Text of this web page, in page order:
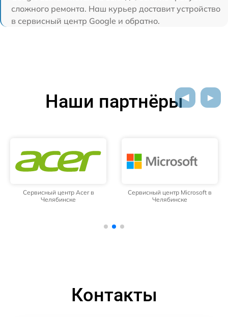
сложного ремонта. Наш курьер доставит устройство
в сервисный центр Google и обратно.
Наши партнёры
Сервисный центр Acer в
Челябинске
Сервисный центр Microsoft в
Челябинске
Контакты